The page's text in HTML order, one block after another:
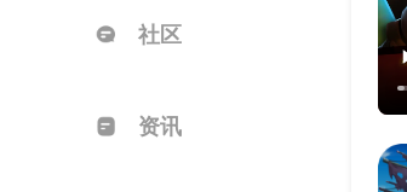
社区
资讯